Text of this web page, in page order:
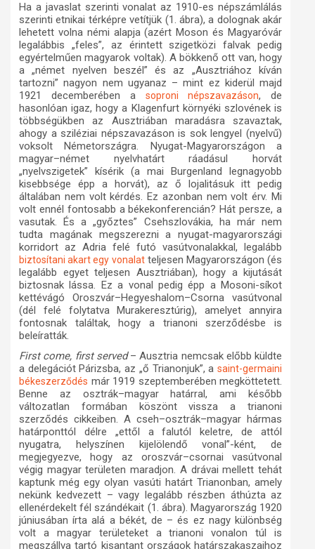
Ha a javaslat szerinti vonalat az 1910-es népszámlálás
szerinti etnikai térképre vetítjük (1. ábra), a dolognak akár
lehetett volna némi alapja (azért Moson és Magyaróvár
legalábbis „feles”, az érintett szigetközi falvak pedig
egyértelműen magyarok voltak). A bökkenő ott van, hogy
a „német nyelven beszél” és az „Ausztriához kíván
tartozni” nagyon nem ugyanaz – mint ez kiderül majd
1921 decemberében a soproni népszavazáson, de
hasonlóan igaz, hogy a Klagenfurt környéki szlovének is
többségükben az Ausztriában maradásra szavaztak,
ahogy a sziléziai népszavazáson is sok lengyel (nyelvű)
voksolt Németországra. Nyugat-Magyarországon a
magyar–német nyelvhatárt ráadásul horvát
„nyelvszigetek” kísérik (a mai Burgenland legnagyobb
kisebbsége épp a horvát), az ő lojalitásuk itt pedig
általában nem volt kérdés. Ez azonban nem volt érv. Mi
volt ennél fontosabb a békekonferencián? Hát persze, a
vasutak. És a „győztes” Csehszlovákia, ha már nem
tudta magának megszerezni a nyugat-magyarországi
korridort az Adria felé futó vasútvonalakkal, legalább
biztosítani akart egy vonalatteljesen Magyarországon (és
legalább egyet teljesen Ausztriában), hogy a kijutását
biztosnak lássa. Ez a vonal pedig épp a Mosoni-síkot
kettévágó Oroszvár–Hegyeshalom–Csorna vasútvonal
(dél felé folytatva Murakeresztúrig), amelyet annyira
fontosnak találtak, hogy a trianoni szerződésbe is
beleíratták.
First come, first served– Ausztria nemcsak előbb küldte
a delegációt Párizsba, az „ő Trianonjuk”, a saint-germaini
békeszerződés már 1919 szeptemberében megköttetett.
Benne az osztrák–magyar határral, ami később
változatlan formában köszönt vissza a trianoni
szerződés cikkeiben. A cseh–osztrák–magyar hármas
határponttól délre „ettől a falutól keletre, de attól
nyugatra, helyszínen kijelölendő vonal”-ként, de
megjegyezve, hogy az oroszvár–csornai vasútvonal
végig magyar területen maradjon. A drávai mellett tehát
kaptunk még egy olyan vasúti határt Trianonban, amely
nekünk kedvezett – vagy legalább részben áthúzta az
ellenérdekelt fél szándékait (1. ábra). Magyarország 1920
júniusában írta alá a békét, de – és ez nagy különbség
volt a magyar területeket a trianoni vonalon túl is
megszállva tartó kisantant országok határszakaszaihoz